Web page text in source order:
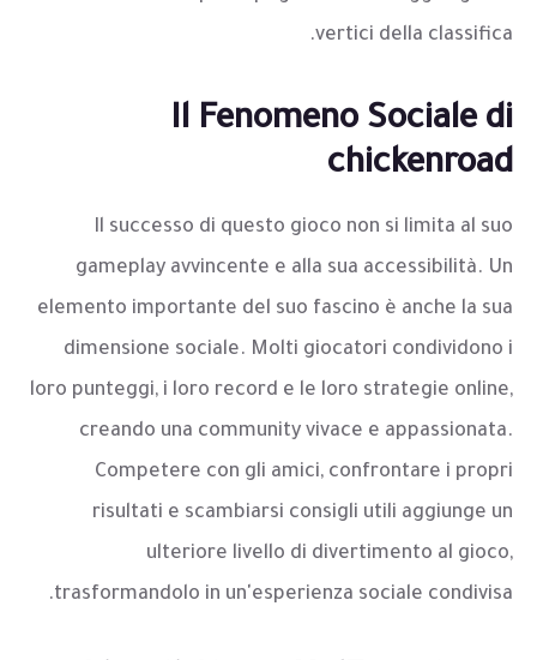
vertici della classifica.
Il Fenomeno Sociale di
chickenroad
Il successo di questo gioco non si limita al suo
gameplay avvincente e alla sua accessibilità. Un
elemento importante del suo fascino è anche la sua
dimensione sociale. Molti giocatori condividono i
loro punteggi, i loro record e le loro strategie online,
creando una community vivace e appassionata.
Competere con gli amici, confrontare i propri
risultati e scambiarsi consigli utili aggiunge un
ulteriore livello di divertimento al gioco,
trasformandolo in un'esperienza sociale condivisa.